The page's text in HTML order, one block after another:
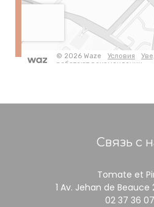
Связь с
Tomate et
1 Av. Jehan de
02 37 36